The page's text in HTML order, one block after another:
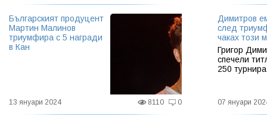
Българският продуцент
Мартин Малинов
триумфира с 5 награди
в Кан
0
8110
13 януари 2024
Димитров
след
чаках този
Григор
спечели
250
07 януари